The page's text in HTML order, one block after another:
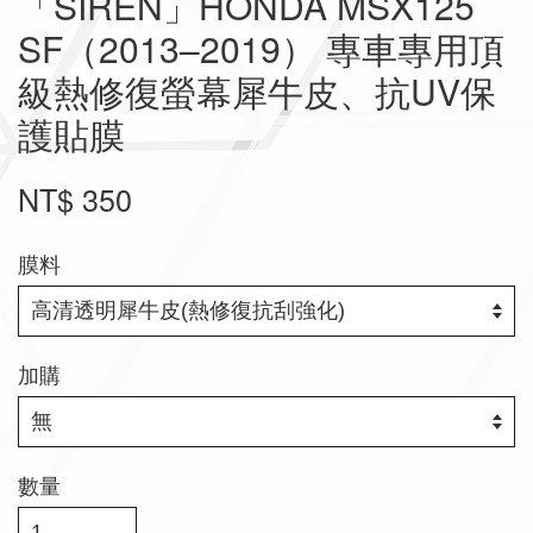
SF（2013–2019） 專車專用頂
級熱修復螢幕犀牛皮、抗UV保
護貼膜
NT$ 350
膜料
加購
數量